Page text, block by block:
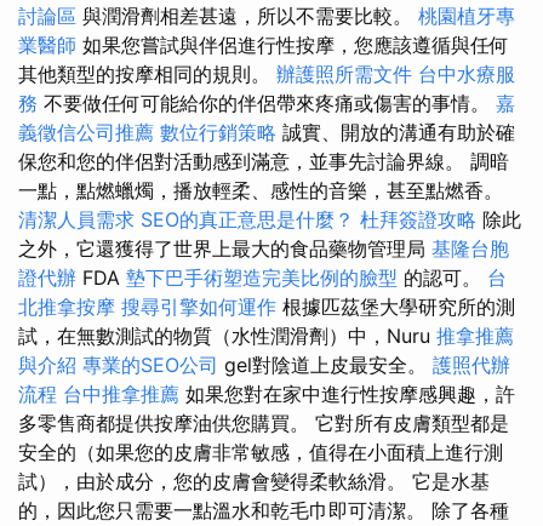
討論區 與潤滑劑相差甚遠，所以不需要比較。 桃園植牙專
業醫師 如果您嘗試與伴侶進行性按摩，您應該遵循與任何
其他類型的按摩相同的規則。 辦護照所需文件 台中水療服
務 不要做任何可能給你的伴侶帶來疼痛或傷害的事情。 嘉
義徵信公司推薦 數位行銷策略 誠實、開放的溝通有助於確
保您和您的伴侶對活動感到滿意，並事先討論界線。 調暗
一點，點燃蠟燭，播放輕柔、感性的音樂，甚至點燃香。
清潔人員需求 SEO的真正意思是什麼？ 杜拜簽證攻略 除此
之外，它還獲得了世界上最大的食品藥物管理局 基隆台胞
證代辦 FDA 墊下巴手術塑造完美比例的臉型 的認可。 台
北推拿按摩 搜尋引擎如何運作 根據匹茲堡大學研究所的測
試，在無數測試的物質（水性潤滑劑）中，Nuru 推拿推薦
與介紹 專業的SEO公司 gel對陰道上皮最安全。 護照代辦
流程 台中推拿推薦 如果您對在家中進行性按摩感興趣，許
多零售商都提供按摩油供您購買。 它對所有皮膚類型都是
安全的（如果您的皮膚非常敏感，值得在小面積上進行測
試），由於成分，您的皮膚會變得柔軟絲滑。 它是水基
的，因此您只需要一點溫水和乾毛巾即可清潔。 除了各種